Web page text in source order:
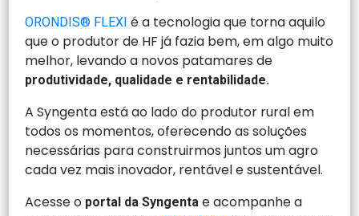
ORONDIS® FLEXI é a tecnologia que torna aquilo
que o produtor de HF já fazia bem, em algo muito
melhor, levando a novos patamares de
produtividade, qualidade e rentabilidade.
A Syngenta está ao lado do produtor rural em
todos os momentos, oferecendo as soluções
necessárias para construirmos juntos um agro
cada vez mais inovador, rentável e sustentável.
Acesse o portal da Syngenta e acompanhe a